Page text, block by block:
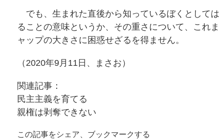
でも、生まれた直後から知っているぼくとして
ることの意味というか、その重さについて、これ
ャップの大きさに困惑せざるを得ません。
（2020年9月11日、まさお）
関連記事：
民主主義を育てる
親権は剥奪できない
この記事をシェア、ブックマークする